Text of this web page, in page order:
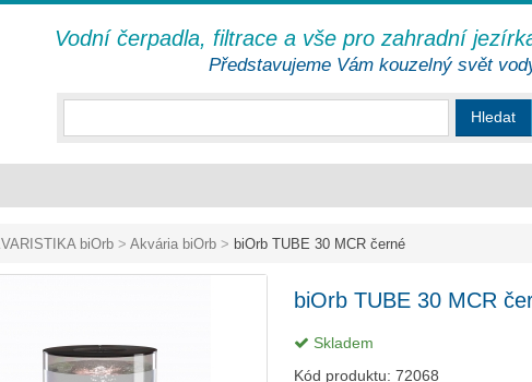
biOrb > Akvária biOrb > biOrb TUBE 30 MCR černé
biOrb TUBE 30 MCR
Skladem
Kód produktu: 72068
Hledat
Vodní čerpadla, filtrace a vše pro zahradní
Představujeme Vám kouzelný svět